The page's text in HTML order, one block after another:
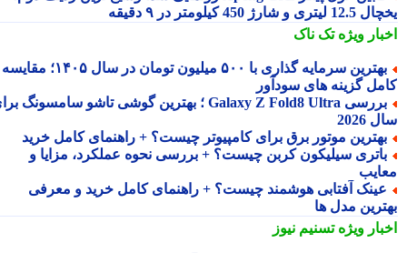
و شارژ 450 کیلومتر در ۹ دقیقه
ویژهتک ناک
بهترین سرمایه گذاری با ۵۰۰ میلیون تومان در سال ۱۴۰۵؛ مقایسه
گزینه های سودآور
بررسی Galaxy Z Fold8 Ultra ؛ بهترین گوشی تاشو سامسونگ برای
2026
موتور برق برای کامپیوتر چیست؟ + راهنمای کامل خرید
سیلیکون کربن چیست؟ + بررسی نحوه عملکرد، مزایا و
آفتابی هوشمند چیست؟ + راهنمای کامل خرید و معرفی
مدل ها
ویژهتسنیم نیوز